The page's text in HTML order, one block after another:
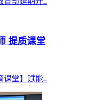
提质课堂
课堂】赋能..